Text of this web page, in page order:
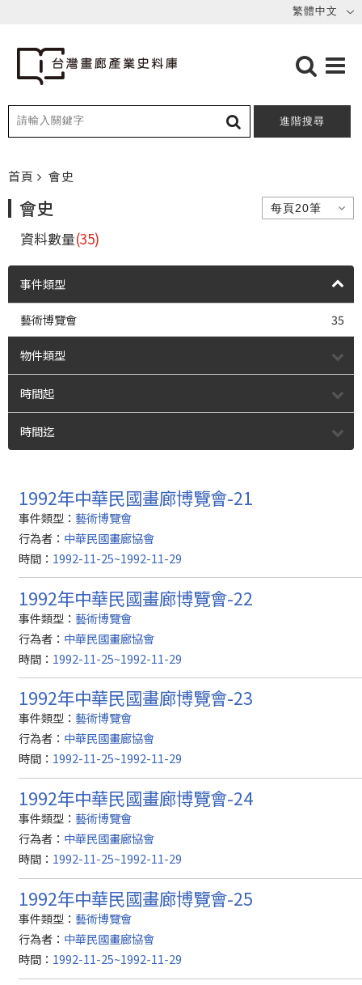
進階搜尋
首頁 會史
會史
資料數量(35)
事件類型
藝術博覽會 35
物件類型
時間起
時間迄
1992年中華民國畫廊博覽會-21
事件類型： 藝術博覽會
行為者： 中華民國畫廊協會
時間： 1992-11-25~1992-11-29
1992年中華民國畫廊博覽會-22
事件類型： 藝術博覽會
行為者： 中華民國畫廊協會
時間： 1992-11-25~1992-11-29
1992年中華民國畫廊博覽會-23
事件類型： 藝術博覽會
行為者： 中華民國畫廊協會
時間： 1992-11-25~1992-11-29
1992年中華民國畫廊博覽會-24
事件類型： 藝術博覽會
行為者： 中華民國畫廊協會
時間： 1992-11-25~1992-11-29
1992年中華民國畫廊博覽會-25
事件類型： 藝術博覽會
行為者： 中華民國畫廊協會
時間： 1992-11-25~1992-11-29